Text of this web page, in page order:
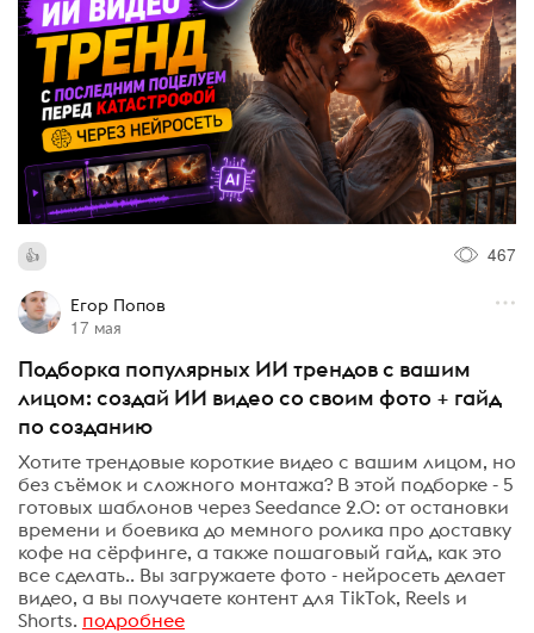
467
Егор Попов
17 мая
Подборка популярных ИИ трендов с вашим
лицом: создай ИИ видео со своим фото + гайд
по созданию
Хотите трендовые короткие видео с вашим лицом, но
без съёмок и сложного монтажа? В этой подборке - 5
готовых шаблонов через Seedance 2.0: от остановки
времени и боевика до мемного ролика про доставку
кофе на сёрфинге, а также пошаговый гайд, как это
все сделать.. Вы загружаете фото - нейросеть делает
видео, а вы получаете контент для TikTok, Reels и
Shorts. подробнее